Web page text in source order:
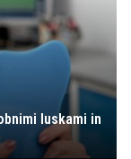
luskami in